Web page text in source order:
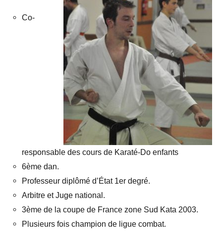
Co-
responsable des cours de Karaté-Do enfants
6ème dan.
Professeur diplômé d’État 1er degré.
Arbitre et Juge national.
3ème de la coupe de France zone Sud Kata 2003.
Plusieurs fois champion de ligue combat.